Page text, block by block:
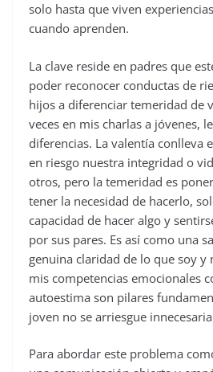
solo hasta que viven
cuando aprenden.
La clave reside en padres que
poder reconocer conductas de
hijos a diferenciar temeridad de
veces en mis charlas a jóvenes,
diferencias. La valentía conlleva
en riesgo nuestra integridad o
otros, pero la temeridad es
tener la necesidad de hacerlo,
capacidad de hacer algo y
por sus pares. Es así como una
genuina claridad de lo que soy y
mis competencias emocionales
autoestima son pilares
joven no se arriesgue
Para abordar este problema